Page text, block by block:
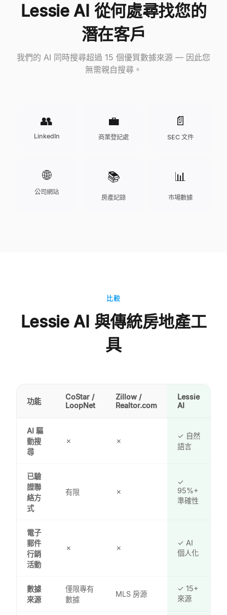
Lessie AI 從何處尋找您的
潛在客戶
我們的 AI 同時搜尋超過 15 個優質數據來源 — 因此您
無需親自搜尋。
👥
LinkedIn
💼
商業登記處
📄
SEC 文件
🌐
公司網站
📚
房產記錄
📊
市場數據
比較
Lessie AI 與傳統房地產工
具
功能
CoStar /
LoopNet
Zillow /
Realtor.com
Lessie
AI
AI 驅
動搜
尋
✗ ✗
✓ 自然
語言
已驗
證聯
絡方
式
有限 ✗
✓
95%+
準確性
電子
郵件
行銷
活動
✗ ✗
✓ AI
個人化
數據
來源
僅限專有
數據
MLS 房源
✓ 15+
來源